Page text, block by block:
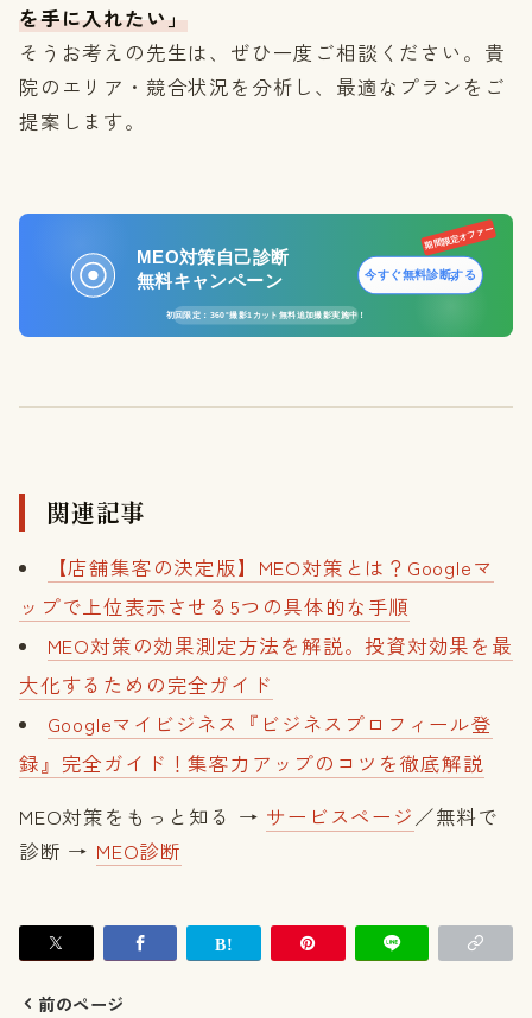
を手に入れたい」
そうお考えの先生は、ぜひ一度ご相談ください。貴
院のエリア・競合状況を分析し、最適なプランをご
提案します。
MEO対策自己診断
無料キャンペーン 今すぐ無料診断する
初回限定：360°撮影1カット無料追加撮影実施中！
期間限定オファー
関連記事
【店舗集客の決定版】MEO対策とは？Googleマ
ップで上位表示させる5つの具体的な手順
MEO対策の効果測定方法を解説。投資対効果を最
大化するための完全ガイド
Googleマイビジネス『ビジネスプロフィール登
録』完全ガイド！集客力アップのコツを徹底解説
MEO対策をもっと知る → サービスページ／無料で
診断 → MEO診断
前のページ